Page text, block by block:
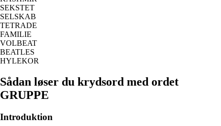
SEKSTET
SELSKAB
TETRADE
FAMILIE
VOLBEAT
BEATLES
HYLEKOR
Sådan løser du krydsord med ordet
GRUPPE
Introduktion